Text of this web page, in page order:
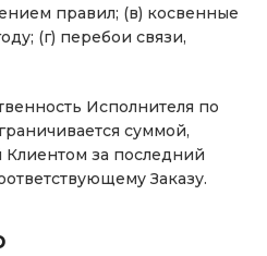
правил; (в) косвенные
(г) перебои связи,
Исполнителя по
суммой,
Клиентом за последний
Заказу.